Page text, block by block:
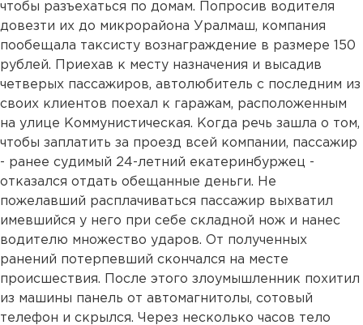
чтобы разъехаться по домам. Попросив водителя
довезти их до микрорайона Уралмаш, компания
пообещала таксисту вознаграждение в размере 150
рублей. Приехав к месту назначения и высадив
четверых пассажиров, автолюбитель с последним из
своих клиентов поехал к гаражам, расположенным
на улице Коммунистическая. Когда речь зашла о том,
чтобы заплатить за проезд всей компании, пассажир
- ранее судимый 24-летний екатеринбуржец -
отказался отдать обещанные деньги. Не
пожелавший расплачиваться пассажир выхватил
имевшийся у него при себе складной нож и нанес
водителю множество ударов. От полученных
ранений потерпевший скончался на месте
происшествия. После этого злоумышленник похитил
из машины панель от автомагнитолы, сотовый
телефон и скрылся. Через несколько часов тело